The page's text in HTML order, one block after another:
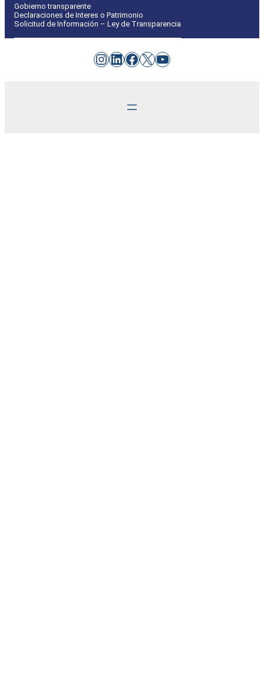
Gobierno transparente
Declaraciones de Interes o Patrimonio
Solicitud de Información – Ley de Transparencia
Instagram
LinkedIn
Facebook
X YouTube